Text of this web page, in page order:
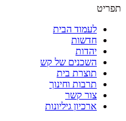
תפריט
לעמוד הבית
חדשות
יהדות
השכנים של קש
תוצרת בית
תרבות וחינוך
צור קשר
ארכיון גיליונות